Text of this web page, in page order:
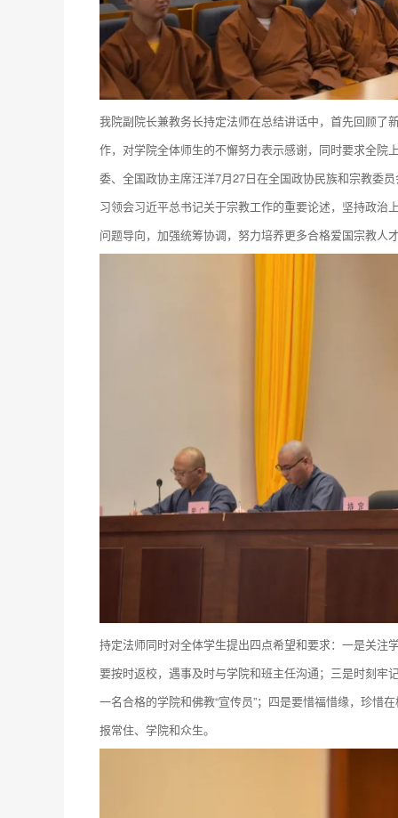
我院副院长兼教务长持定法师在总结讲话中，首先回顾了
作，对学院全体师生的不懈努力表示感谢，同时要求全院
委、全国政协主席汪洋7月27日在全国政协民族和宗教委
习领会习近平总书记关于宗教工作的重要论述，坚持政
问题导向，加强统筹协调，努力培养更多合格爱国宗教人
持定法师同时对全体学生提出四点希望和要求：一是关注
要按时返校，遇事及时与学院和班主任沟通；三是时刻牢
一名合格的学院和佛教“宣传员”；四是要惜福惜缘，珍惜
报常住、学院和众生。